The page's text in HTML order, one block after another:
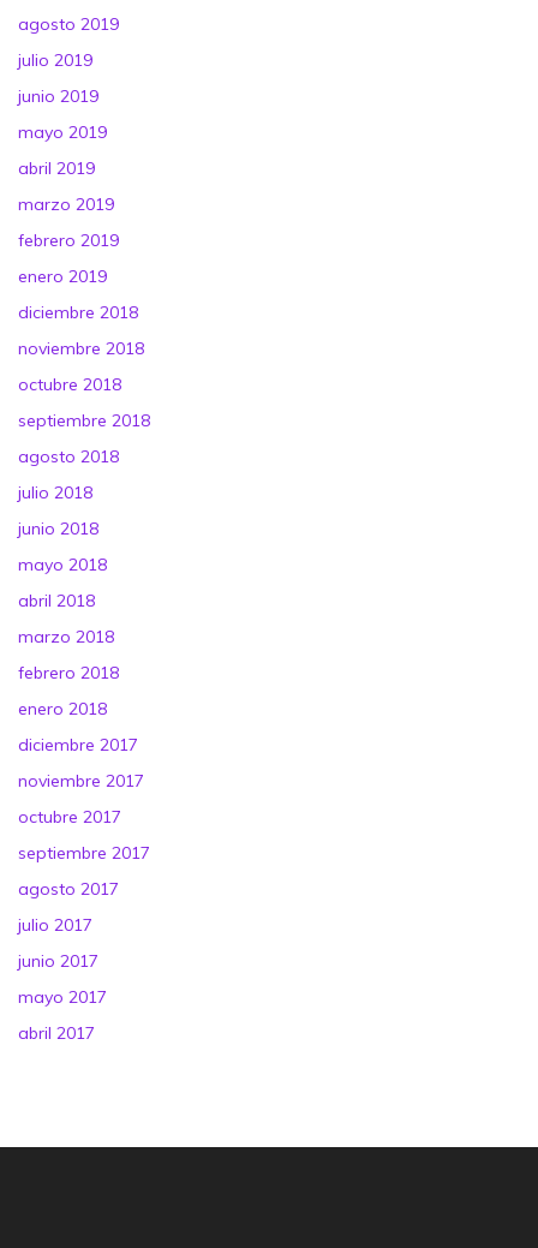
agosto 2019
julio 2019
junio 2019
mayo 2019
abril 2019
marzo 2019
febrero 2019
enero 2019
diciembre 2018
noviembre 2018
octubre 2018
septiembre 2018
agosto 2018
julio 2018
junio 2018
mayo 2018
abril 2018
marzo 2018
febrero 2018
enero 2018
diciembre 2017
noviembre 2017
octubre 2017
septiembre 2017
agosto 2017
julio 2017
junio 2017
mayo 2017
abril 2017